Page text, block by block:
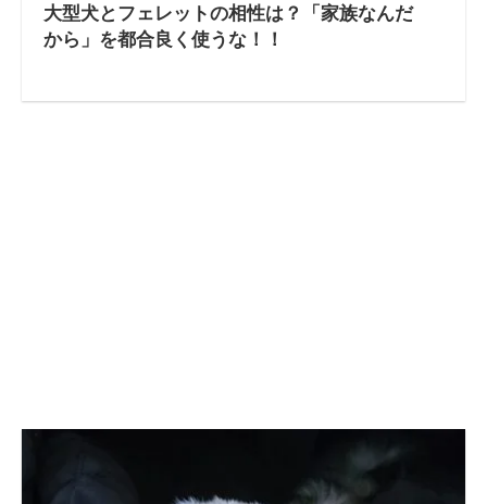
大型犬とフェレットの相性は？「家族なんだ
から」を都合良く使うな！！